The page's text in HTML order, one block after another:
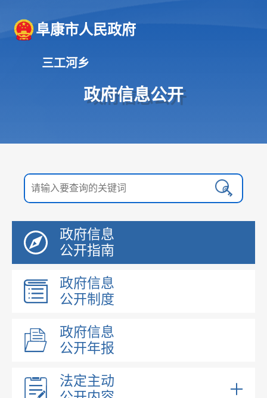
阜康市人民政府
三工河乡
政府信息公开
政府信息
公开指南
政府信息
公开制度
政府信息
公开年报
法定主动